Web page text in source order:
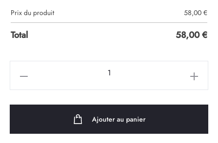
Prix du produit 58,00 €
Total 58,00€
Ajouter au panier